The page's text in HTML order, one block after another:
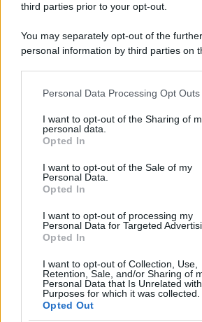
third parties prior to your opt-out.
You may separately opt-out of the
personal information by third parties on
This information may also be disclosed
disclose it to other third parties.
Please note that this website/app uses
services and may gather and store
not limited to your visit or usage
grant or deny consent to Google and its
consent section.
Personal Data Processing Opt Outs
I want to opt-out of the Sharing of
personal data.
Opted In
I want to opt-out of the Sale of my
Personal Data.
Opted In
I want to opt-out of processing my
Personal Data for Targeted
Opted In
I want to opt-out of Collection, Use,
Retention, Sale, and/or Sharing of
Personal Data that Is Unrelated
Purposes for which it was collected.
Opted Out
Motors Magazine 365
Day Travel 365
Home Magazine 365
Cineverse Magazine
SecondHomeMagazine
InvestirMag
Germania
Investieren24
UK
News Hub UK